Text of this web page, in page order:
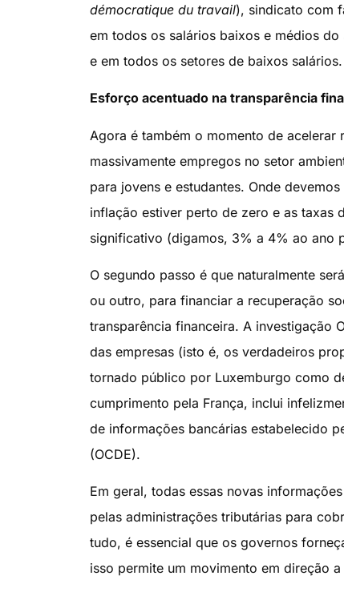
démocratique du travail), sindicato com
em todos os salários baixos e médios
e em todos os setores de baixos salários.
Esforço acentuado na transparência
Agora é também o momento de
massivamente empregos no setor
para jovens e estudantes. Onde
inflação estiver perto de zero e as taxas
significativo (digamos, 3% a 4% ao ano
O segundo passo é que naturalmente
ou outro, para financiar a recuperação
transparência financeira. A investigação
das empresas (isto é, os verdadeiros
tornado público por Luxemburgo como
cumprimento pela França, inclui
de informações bancárias estabelecido
(OCDE).
Em geral, todas essas novas
pelas administrações tributárias para
tudo, é essencial que os governos
isso permite um movimento em direção